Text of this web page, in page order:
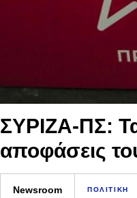
ΣΥΡΙΖΑ-ΠΣ:
αποφάσεις
Newsroom ΠΟΛΙΤΙΚΗ